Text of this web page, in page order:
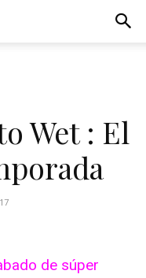
Wet : El
de súper